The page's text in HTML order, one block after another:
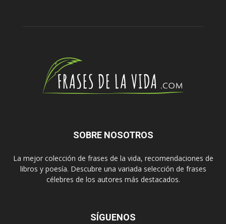
SOBRE NOSOTROS
La mejor colección de frases de la vida, recomendaciones de
libros y poesía. Descubre una variada selección de frases
célebres de los autores más destacados.
SÍGUENOS